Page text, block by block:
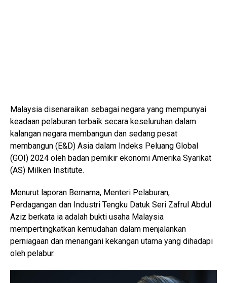
Malaysia disenaraikan sebagai negara yang mempunyai
keadaan pelaburan terbaik secara keseluruhan dalam
kalangan negara membangun dan sedang pesat
membangun (E&D) Asia dalam Indeks Peluang Global
(GOI) 2024 oleh badan pemikir ekonomi Amerika Syarikat
(AS) Milken Institute.
Menurut laporan Bernama, Menteri Pelaburan,
Perdagangan dan Industri Tengku Datuk Seri Zafrul Abdul
Aziz berkata ia adalah bukti usaha Malaysia
mempertingkatkan kemudahan dalam menjalankan
perniagaan dan menangani kekangan utama yang dihadapi
oleh pelabur.